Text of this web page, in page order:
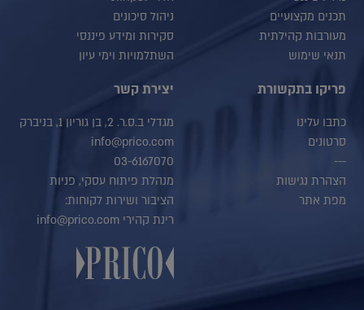
תכנים מקצועיים
מעורבות קהילתית
תנאי שימוש
ניהול סיכונים
סקירות ומידע פיננסי
השתלמויות וימי עיון
פריקו בתקשורת
כתבו עלינו
סרטונים
---
הצהרת נגישות
מפת אתר
יצירת קשר
מגדלי ב.ס.ר. 2, בן גוריון 1, בניברק
info@prico.com
03-6167070
מנהלת פיתוח עסקי, פניות
הציבור ושירות לקוחות:
רינת קהירי info@prico.com